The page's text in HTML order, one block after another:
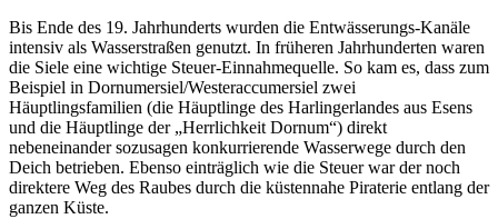
Bis Ende des 19. Jahrhunderts wurden die Entwässerungs-Kanäle
intensiv als Wasserstraßen genutzt. In früheren Jahrhunderten waren
die Siele eine wichtige Steuer-Einnahmequelle. So kam es, dass zum
Beispiel in Dornumersiel/Westeraccumersiel zwei
Häuptlingsfamilien (die Häuptlinge des Harlingerlandes aus Esens
und die Häuptlinge der „Herrlichkeit Dornum“) direkt
nebeneinander sozusagen konkurrierende Wasserwege durch den
Deich betrieben. Ebenso einträglich wie die Steuer war der noch
direktere Weg des Raubes durch die küstennahe Piraterie entlang der
ganzen Küste.